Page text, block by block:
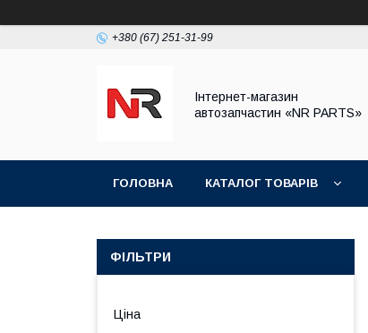
+380 (67) 251-31-99
Інтернет-магазин
автозапчастин «NR PARTS»
ГОЛОВНА КАТАЛОГ ТОВАРІВ
ФІЛЬТРИ
Ціна